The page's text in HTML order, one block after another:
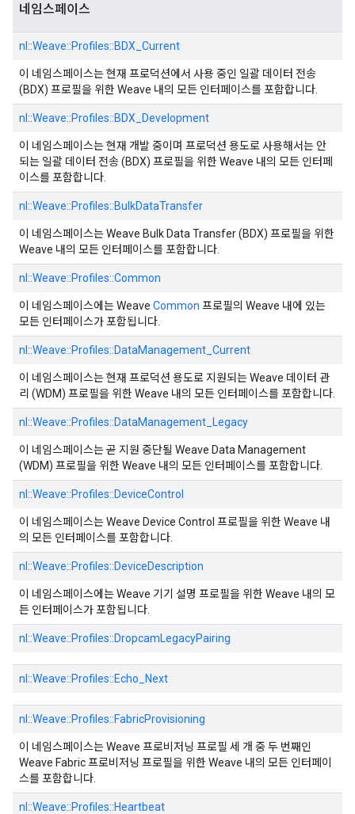
네임스페이스
nl::Weave::Profiles::BDX_Current
이 네임스페이스는 현재 프로덕션에서 사용 중인 일괄 데이터 전송
(BDX) 프로필을 위한 Weave 내의 모든 인터페이스를 포함합니다.
nl::Weave::Profiles::BDX_Development
이 네임스페이스는 현재 개발 중이며 프로덕션 용도로 사용해서는 안
되는 일괄 데이터 전송 (BDX) 프로필을 위한 Weave 내의 모든 인터페
이스를 포함합니다.
nl::Weave::Profiles::BulkDataTransfer
이 네임스페이스는 Weave Bulk Data Transfer (BDX) 프로필을 위한
Weave 내의 모든 인터페이스를 포함합니다.
nl::Weave::Profiles::Common
이 네임스페이스에는 Weave Common 프로필의 Weave 내에 있는
모든 인터페이스가 포함됩니다.
nl::Weave::Profiles::DataManagement_Current
이 네임스페이스는 현재 프로덕션 용도로 지원되는 Weave 데이터 관
리 (WDM) 프로필을 위한 Weave 내의 모든 인터페이스를 포함합니다.
nl::Weave::Profiles::DataManagement_Legacy
이 네임스페이스는 곧 지원 중단될 Weave Data Management
(WDM) 프로필을 위한 Weave 내의 모든 인터페이스를 포함합니다.
nl::Weave::Profiles::DeviceControl
이 네임스페이스는 Weave Device Control 프로필을 위한 Weave 내
의 모든 인터페이스를 포함합니다.
nl::Weave::Profiles::DeviceDescription
이 네임스페이스에는 Weave 기기 설명 프로필을 위한 Weave 내의 모
든 인터페이스가 포함됩니다.
nl::Weave::Profiles::DropcamLegacyPairing
nl::Weave::Profiles::Echo_Next
nl::Weave::Profiles::FabricProvisioning
이 네임스페이스는 Weave 프로비저닝 프로필 세 개 중 두 번째인
Weave Fabric 프로비저닝 프로필을 위한 Weave 내의 모든 인터페이
스를 포함합니다.
nl::Weave::Profiles::Heartbeat